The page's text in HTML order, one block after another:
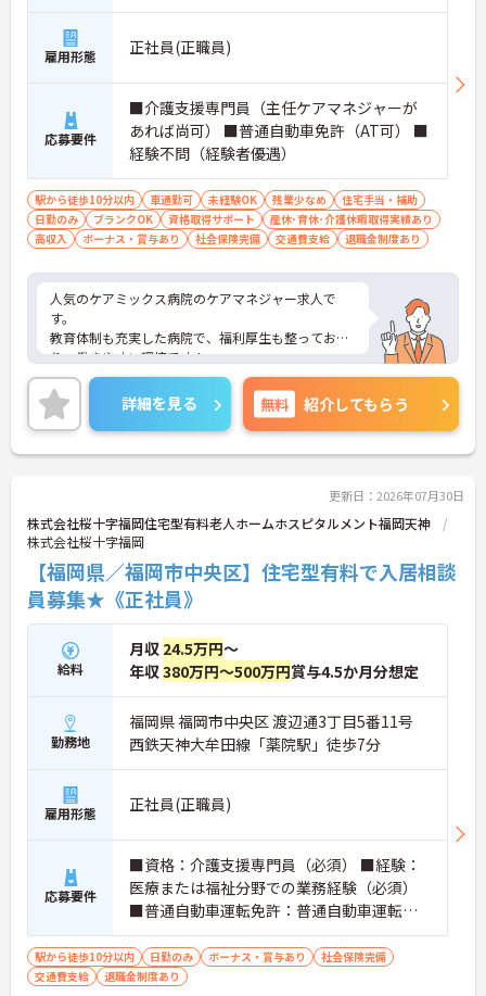
雇用形態 正社員(正職員)
応募要件
■介護支援専門員（主任ケアマネジャーが
あれば尚可） ■普通自動車免許（AT可） ■
経験不問（経験者優遇）
駅から徒歩10分以内 車通勤可 未経験OK 残業少なめ
住宅手当・補助
日勤のみ
ブランクOK 資格取得サポート
産休･育休･介護休暇取得実績あり
高収入
ボーナス・賞与あり 社会保険完備 交通費支給 退職金制度あり
人気のケアミックス病院のケアマネジャー求人で
す。
教育体制も充実した病院で、福利厚生も整ってお
り、働きやすい環境です！
ご興味ある方はお気軽にお問い合わせくださいませ
♪
詳細を見る 無料 紹介してもらう
更新日：2026年07月30日
株式会社桜十字福岡住宅型有料老人ホームホスピタルメント福岡天神
株式会社桜十字福岡
【福岡県／福岡市中央区】住宅型有料で入居相談
員募集★《正社員》
給料
月収 24.5万円～
年収380万円～500万円賞与4.5か月分想定
勤務地
福岡県 福岡市中央区 渡辺通3丁目5番11号
西鉄天神大牟田線「薬院駅」徒歩7分
雇用形態 正社員(正職員)
応募要件
■資格：介護支援専門員（必須） ■経験：
医療または福祉分野での業務経験（必須）
■普通自動車運転免許：普通自動車運転免
許（AT限定可）必須
駅から徒歩10分以内 日勤のみ ボーナス・賞与あり
社会保険完備
交通費支給
退職金制度あり